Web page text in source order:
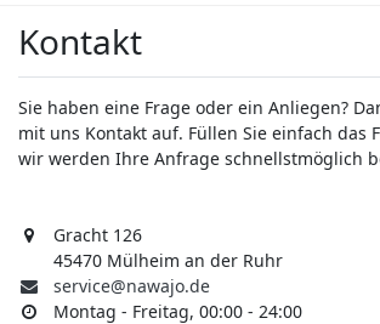
Kontakt
Sie haben eine Frage oder ein Anliegen?
mit uns Kontakt auf. Füllen Sie einfach das
wir werden Ihre Anfrage schnellstmöglich
Gracht 126
45470 Mülheim an der Ruhr
service@nawajo.de
Montag - Freitag, 00:00 - 24:00